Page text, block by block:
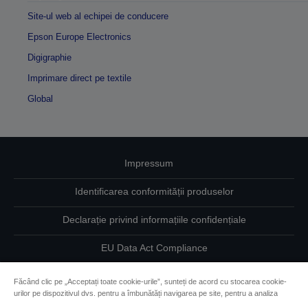
Site-ul web al echipei de conducere
Epson Europe Electronics
Digigraphie
Imprimare direct pe textile
Global
Impressum
Identificarea conformității produselor
Declarație privind informațiile confidențiale
EU Data Act Compliance
Făcând clic pe „Acceptați toate cookie-urile”, sunteți de acord cu stocarea cookie-
urilor pe dispozitivul dvs. pentru a îmbunătăți navigarea pe site, pentru a analiza